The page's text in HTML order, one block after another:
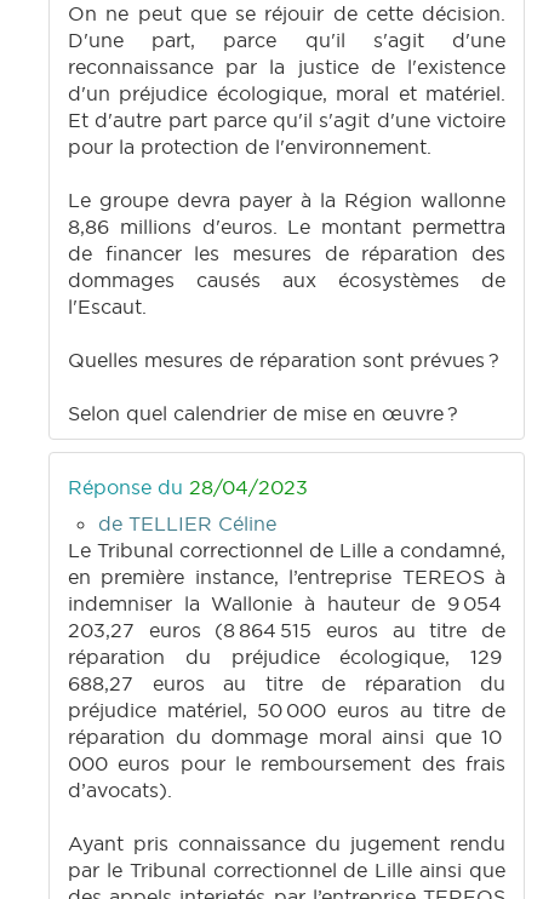
On ne peut que se réjouir de cette décision.
D'une part, parce qu'il s'agit d'une
reconnaissance par la justice de l'existence
d'un préjudice écologique, moral et matériel.
Et d'autre part parce qu'il s'agit d'une victoire
pour la protection de l'environnement.
Le groupe devra payer à la Région wallonne
8,86 millions d'euros. Le montant permettra
de financer les mesures de réparation des
dommages causés aux écosystèmes de
l'Escaut.
Quelles mesures de réparation sont prévues ?
Selon quel calendrier de mise en œuvre ?
Réponse du 28/04/2023
de TELLIER Céline
Le Tribunal correctionnel de Lille a condamné,
en première instance, l’entreprise TEREOS à
indemniser la Wallonie à hauteur de 9 054
203,27 euros (8 864 515 euros au titre de
réparation du préjudice écologique, 129
688,27 euros au titre de réparation du
préjudice matériel, 50 000 euros au titre de
réparation du dommage moral ainsi que 10
000 euros pour le remboursement des frais
d’avocats).
Ayant pris connaissance du jugement rendu
par le Tribunal correctionnel de Lille ainsi que